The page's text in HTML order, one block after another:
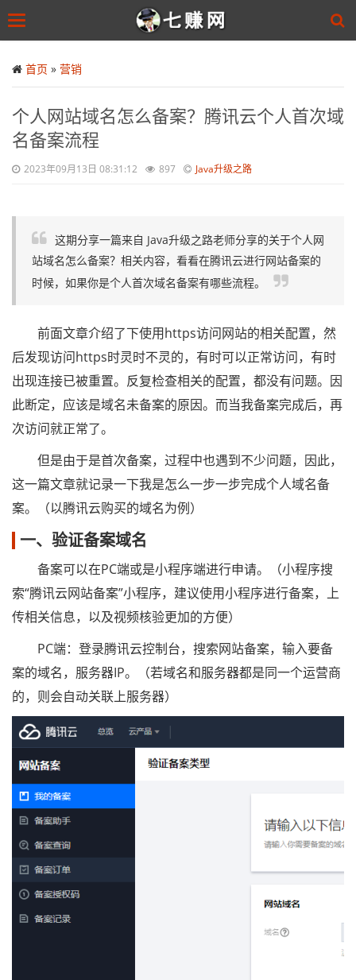
to
main
Toggle
首页 » 营销
个人网站域名怎么备案？腾讯云个人首次域
名备案流程
2023年09月13日 08:31:12 897 Java升级之路
这期分享一篇来自 Java升级之路老师分享的关于个人网
站域名怎么备案？相关内容，看看在腾讯云进行网站备案的
时候，如果你是个人首次域名备案有哪些流程。
前面文章介绍了下使用https访问网站的相关配置，然
后发现访问https时灵时不灵的，有时可以正常访问，有时
出现连接已被重置。反复检查相关的配置，都没有问题。因
此断定，应该是域名未备案的原因。而当我备案完成后，再
次访问就正常了。
但是由于是首次备案，过程中也遇到不少问题，因此，
这一篇文章就记录一下我是怎么一步一步完成个人域名备
案。（以腾讯云购买的域名为例）
一、验证备案域名
备案可以在PC端或是小程序端进行申请。（小程序搜
索“腾讯云网站备案”小程序，建议使用小程序进行备案，上
传相关信息，以及视频核验更加的方便）
PC端：登录腾讯云控制台，搜索网站备案，输入要备
案的域名，服务器IP。（若域名和服务器都是同一个运营商
的，则会自动关联上服务器）